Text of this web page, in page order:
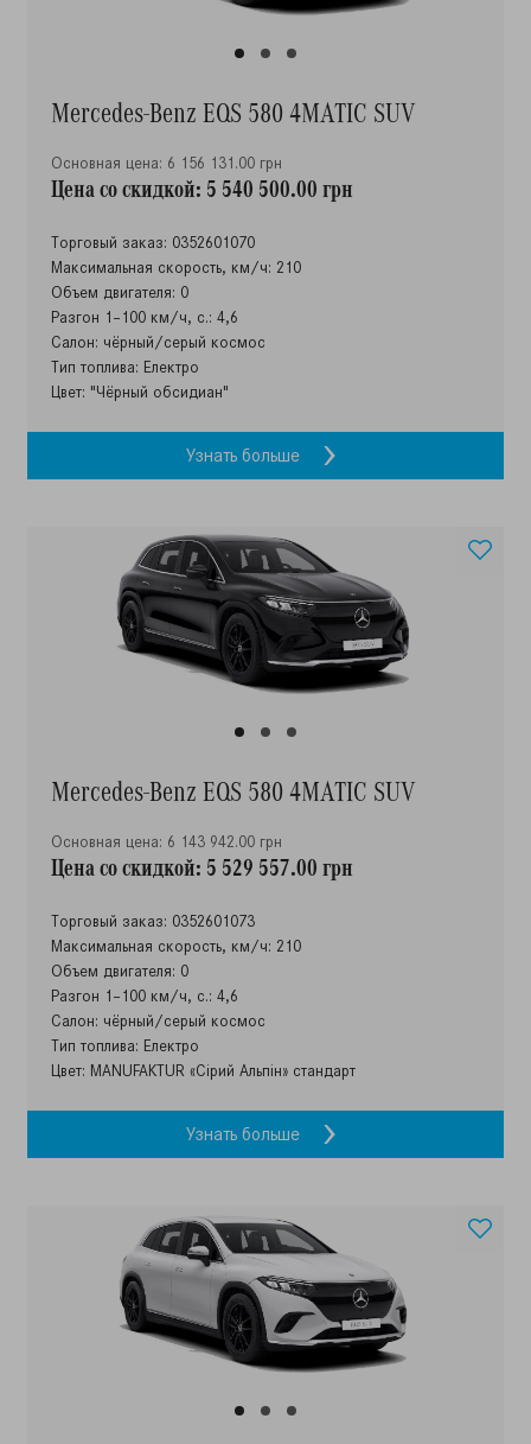
Mercedes-Benz EQS 580 4MATIC SUV
Основная цена: 6 156 131.00 грн
Цена со скидкой: 5 540 500.00 грн
Торговый заказ: 0352601070
Максимальная скорость, км/ч: 210
Объем двигателя: 0
Разгон 1–100 км/ч, с.: 4,6
Салон: чёрный/серый космос
Тип топлива: Електро
Цвет: "Чёрный обсидиан"
Узнать больше
Mercedes-Benz EQS 580 4MATIC SUV
Основная цена: 6 143 942.00 грн
Цена со скидкой: 5 529 557.00 грн
Торговый заказ: 0352601073
Максимальная скорость, км/ч: 210
Объем двигателя: 0
Разгон 1–100 км/ч, с.: 4,6
Салон: чёрный/серый космос
Тип топлива: Електро
Цвет: MANUFAKTUR «Сірий Альпін» стандарт
Узнать больше